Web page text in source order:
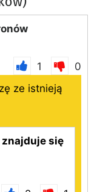
1
0
ze istnieją
się